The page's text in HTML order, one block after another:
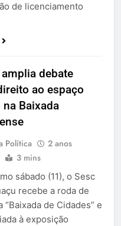
de licenciamento
debate
ao espaço
Baixada
Política
2 anos
3 mins
sábado (11), o Sesc
recebe a roda de
“Baixada de Cidades” e
à exposição